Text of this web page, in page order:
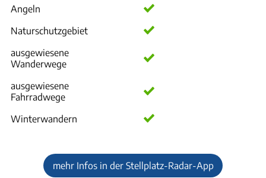
Angeln
Naturschutzgebiet
ausgewiesene
Wanderwege
ausgewiesene
Fahrradwege
Winterwandern
mehr Infos in der Stellplatz-Radar-App